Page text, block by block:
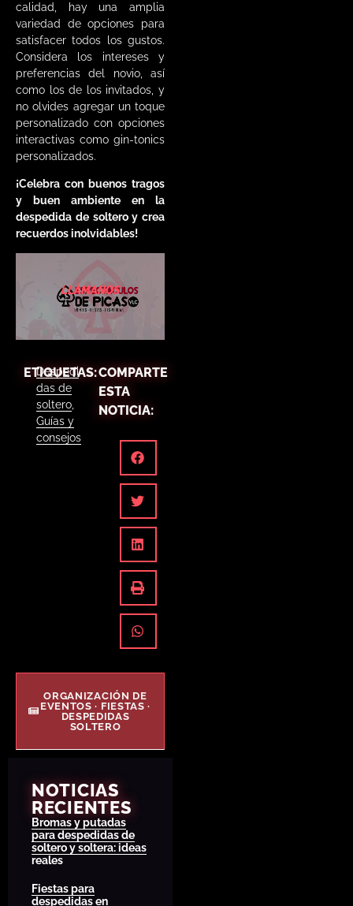
calidad, hay una amplia
variedad de opciones para
satisfacer todos los gustos.
Considera los intereses y
preferencias del novio, así
como los de los invitados, y
no olvides agregar un toque
personalizado con opciones
interactivas como gin-tonics
personalizados.
¡Celebra con buenos tragos
y buen ambiente en la
despedida de soltero y crea
recuerdos inolvidables!
LLÁMANOS
ETIQUETAS:
Despedi
das de
soltero
Guías y
consejos
COMPARTE
ESTA
NOTICIA:
ORGANIZACIÓN DE
EVENTOS · FIESTAS ·
DESPEDIDAS
SOLTERO
NOTICIAS
RECIENTES
Bromas y putadas
para despedidas de
soltero y soltera: ideas
reales
Fiestas para
despedidas en